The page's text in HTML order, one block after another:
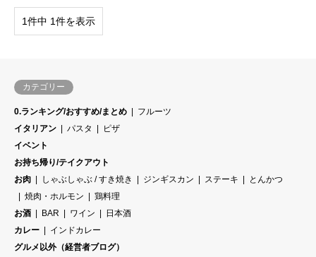
1件中 1件を表示
カテゴリー
0.ランキング/おすすめ/まとめ
フルーツ
イタリアン
パスタ
ピザ
イベント
お持ち帰り/テイクアウト
お肉
しゃぶしゃぶ / すき焼き ジンギスカン ステーキ
とんかつ
焼肉・ホルモン
鶏料理
お酒
BAR ワイン
日本酒
カレー
インドカレー
グルメ以外（経営者ブログ）